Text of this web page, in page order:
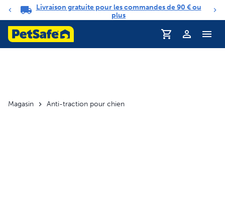
Carrousel de notifications
Livraison gratuite pour les commandes de 90 € ou
plus
Profil
Magasin Anti-traction pour chien